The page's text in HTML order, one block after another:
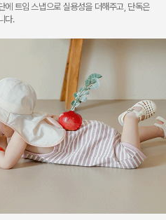
에 트임 스냅으로 실용성을 더해주고, 단독은
다.